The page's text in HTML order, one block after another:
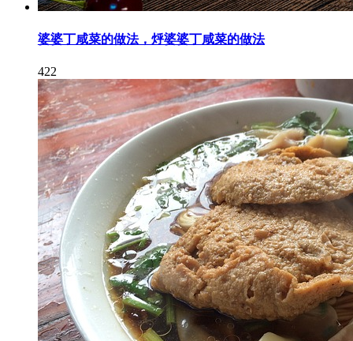
婆婆丁咸菜的做法，烀婆婆丁咸菜的做法
422